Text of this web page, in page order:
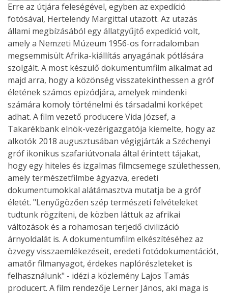
Erre az útjára feleségével, egyben az expedíció
fotósával, Hertelendy Margittal utazott. Az utazás
állami megbízásából egy állatgyűjtő expedíció volt,
amely a Nemzeti Múzeum 1956-os forradalomban
megsemmisült Afrika-kiállítás anyagának pótlására
szolgált. A most készülő dokumentumfilm alkalmat ad
majd arra, hogy a közönség visszatekinthessen a gróf
életének számos epizódjára, amelyek mindenki
számára komoly történelmi és társadalmi korképet
adhat. A film vezető producere Vida József, a
Takarékbank elnök-vezérigazgatója kiemelte, hogy az
alkotók 2018 augusztusában végigjárták a Széchenyi
gróf ikonikus szafariútvonala által érintett tájakat,
hogy egy hiteles és izgalmas filmcsemege születhessen,
amely természetfilmbe ágyazva, eredeti
dokumentumokkal alátámasztva mutatja be a gróf
életét. "Lenyűgözően szép természeti felvételeket
tudtunk rögzíteni, de közben láttuk az afrikai
változások és a rohamosan terjedő civilizáció
árnyoldalát is. A dokumentumfilm elkészítéséhez az
özvegy visszaemlékezéseit, eredeti fotódokumentációt,
amatőr filmanyagot, érdekes naplórészleteket is
felhasználunk" - idézi a közlemény Lajos Tamás
producert. A film rendezője Lerner János, aki maga is